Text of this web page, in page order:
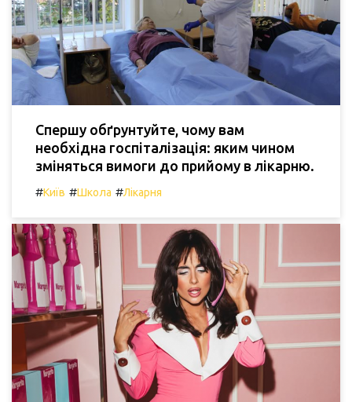
Спершу обґрунтуйте, чому вам
необхідна госпіталізація: яким чином
зміняться вимоги до прийому в лікарню.
#Київ #Школа #Лікарня